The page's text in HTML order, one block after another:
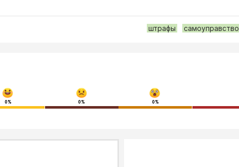
штрафы самоуправство
0% 0% 0%